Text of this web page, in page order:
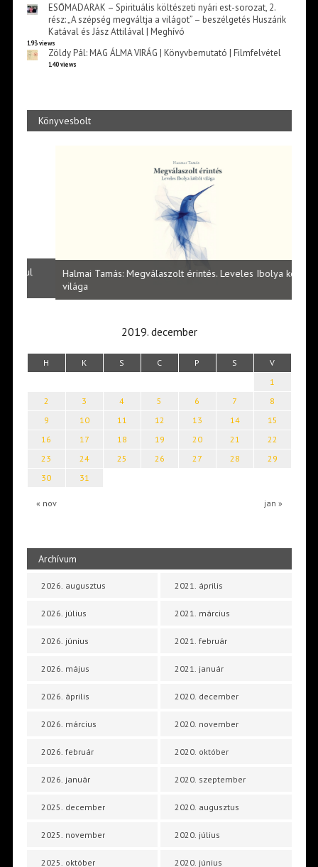
ESŐMADARAK – Spirituális költészeti nyári est-sorozat, 2.
rész: „A szépség megváltja a világot” – beszélgetés Huszárik
Katával és Jász Attilával | Meghívó
193 views
Zöldy Pál: MAG ÁLMA VIRÁG | Könyvbemutató | Filmfelvétel
140 views
Könyvesbolt
Halmai Tamás: Megválaszolt érintés. Leveles Ibolya költői
2019. december
H K S C P S V
« nov jan »
1
2
3 4 5 6 7
8
9
10 11 12 13 14
15
16
17 18 19 20 21
22
23
24 25 26 27 28
29
30
31
Archívum
2026. augusztus
2026. július
2026. június
2026. május
2026. április
2026. március
2026. február
2026. január
2025. december
2025. november
2025. október
2021. április
2021. március
2021. február
2021. január
2020. december
2020. november
2020. október
2020. szeptember
2020. augusztus
2020. július
2020. június